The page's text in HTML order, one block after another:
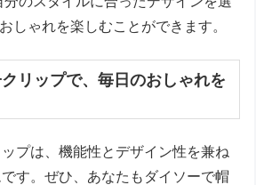
しゃれを楽しむことができます。
リップで、毎日のおしゃれを
プは、機能性とデザイン性を兼ね
す。ぜひ、あなたもダイソーで帽